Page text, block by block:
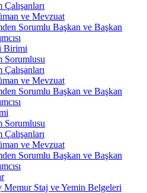
ve Mevzuat
Sorumlu Başkan ve Başkan
Birimi
Sorumlusu
ve Mevzuat
Sorumlu Başkan ve Başkan
Sorumlusu
ve Mevzuat
Sorumlu Başkan ve Başkan
Memur Staj ve Yemin Belgeleri